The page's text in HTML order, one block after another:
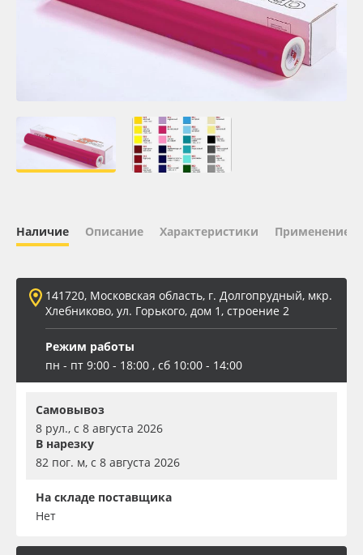
Oracal 641
ПЭТ листовой
Вспененный ПВХ
Баннер
Заготовки для сувениров
Наличие Описание Характеристики Применение
141720, Московская область, г. Долгопрудный, мкр.
Хлебниково, ул. Горького, дом 1, строение 2
Режим работы
пн - пт 9:00 - 18:00 , сб 10:00 - 14:00
Самовывоз
8 рул., с 8 августа 2026
В нарезку
82 пог. м, с 8 августа 2026
На складе поставщика
Нет